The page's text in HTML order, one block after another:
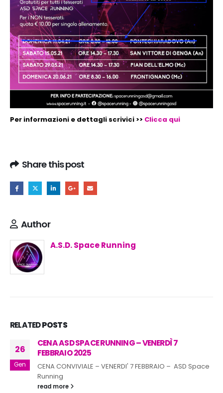
Per informazioni e dettagli scrivici >> Clicca qui
Share this post
Author
A.S.D. Space Running
RELATEDPOSTS
CENA ASD SPACE RUNNING – VENERDÌ 7
FEBBRAIO 2025
CENA CONVIVIALE – VENERDI' 7 FEBBRAIO – ASD Space
Dic